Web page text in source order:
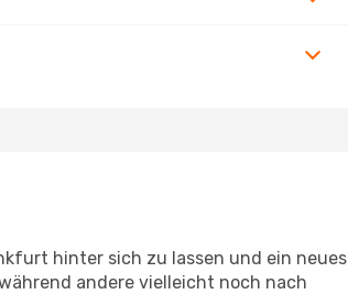
hinter sich zu lassen und ein neues
andere vielleicht noch nach